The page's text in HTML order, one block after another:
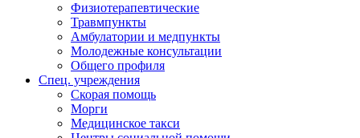
Физиотерапевтические
Травмпункты
Амбулатории и медпункты
Молодежные консультации
Общего профиля
Спец. учреждения
Скорая помощь
Морги
Медицинское такси